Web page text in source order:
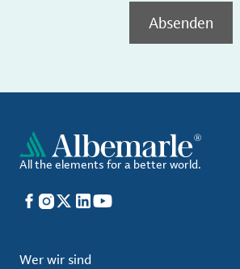
Absenden
All the elements for a better world.
Facebook
Instagram
X LinkedIn
YouTube
Wer wir sind